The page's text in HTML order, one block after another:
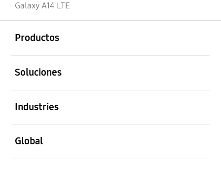
Galaxy A14 LTE
Productos
Soluciones
Industries
Global